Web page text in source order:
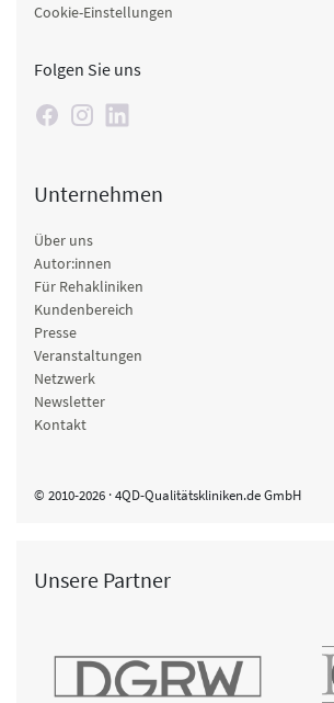
Cookie-Einstellungen
Folgen Sie uns
Unternehmen
Über uns
Autor:innen
Für Rehakliniken
Kundenbereich
Presse
Veranstaltungen
Netzwerk
Newsletter
Kontakt
© 2010-2026 · 4QD-Qualitätskliniken.de GmbH
Unsere Partner